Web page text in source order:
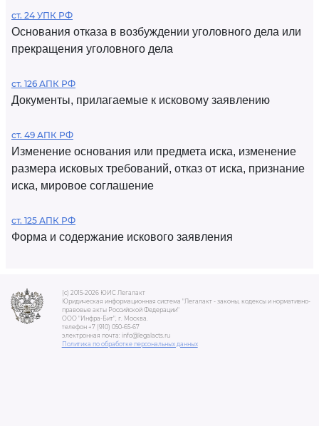
ст. 24 УПК РФ
Основания отказа в возбуждении уголовного дела или
прекращения уголовного дела
ст. 126 АПК РФ
Документы, прилагаемые к исковому заявлению
ст. 49 АПК РФ
Изменение основания или предмета иска, изменение
размера исковых требований, отказ от иска, признание
иска, мировое соглашение
ст. 125 АПК РФ
Форма и содержание искового заявления
(c) 2015-2026 ЮИС Легалакт
Юридическая информационная система "Легалакт - законы, кодексы и нормативно-
правовые акты Российской Федерации"
ООО "Инфра-Бит", г. Москва.
телефон +7 (910) 050-65-67
электронная почта: info@legalacts.ru
Политика по обработке персональных данных